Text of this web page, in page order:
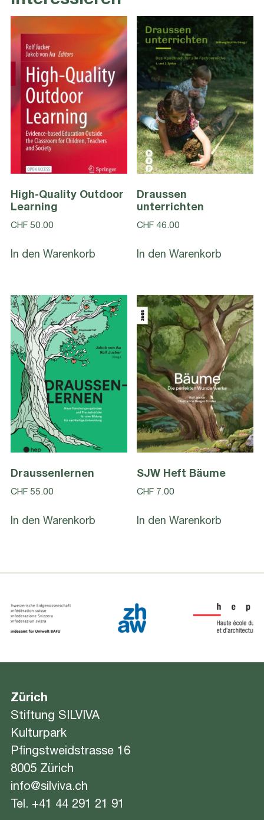
High-Quality Outdoor
Learning
CHF 50.00
In den Warenkorb
Draussen
unterrichten
CHF 46.00
In den Warenkorb
Draussenlernen
CHF 55.00
In den Warenkorb
SJW Heft Bäume
CHF 7.00
In den Warenkorb
Zürich
Stiftung SILVIVA
Kulturpark
Pfingstweidstrasse 16
8005 Zürich
info@silviva.ch
Tel. +41 44 291 21 91